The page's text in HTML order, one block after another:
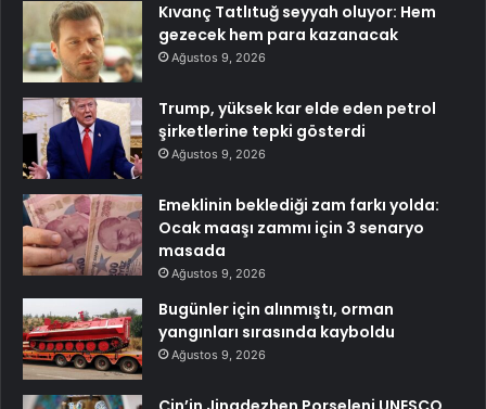
Kıvanç Tatlıtuğ seyyah oluyor: Hem
gezecek hem para kazanacak
Ağustos 9, 2026
Trump, yüksek kar elde eden petrol
şirketlerine tepki gösterdi
Ağustos 9, 2026
Emeklinin beklediği zam farkı yolda:
Ocak maaşı zammı için 3 senaryo
masada
Ağustos 9, 2026
Bugünler için alınmıştı, orman
yangınları sırasında kayboldu
Ağustos 9, 2026